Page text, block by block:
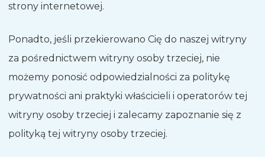
strony internetowej.
Ponadto, jeśli przekierowano Cię do naszej witryny
za pośrednictwem witryny osoby trzeciej, nie
możemy ponosić odpowiedzialności za politykę
prywatności ani praktyki właścicieli i operatorów tej
witryny osoby trzeciej i zalecamy zapoznanie się z
polityką tej witryny osoby trzeciej.